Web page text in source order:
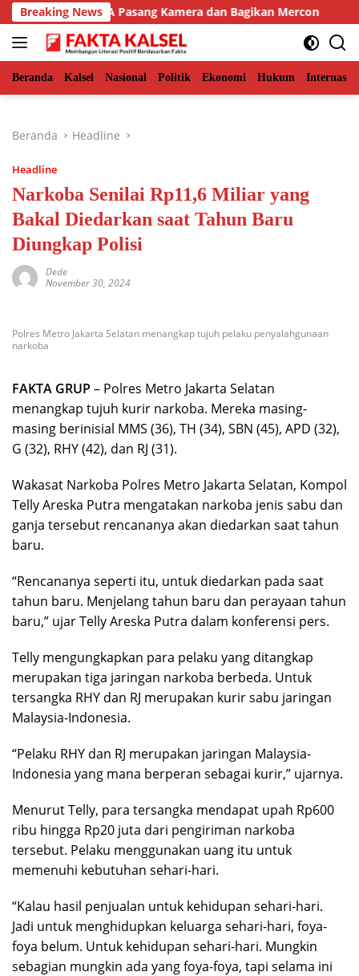
Langsung
ke
konten
Breaking News
BKSDA Pasang Kamera dan Bagikan Mercon
Beranda Kalsel Nasional Politik Ekonomi Hukum
Beranda Headline
Headline
Narkoba Senilai Rp11,6 Miliar yang
Bakal Diedarkan saat Tahun Baru
Diungkap Polisi
Dede
November 30, 2024
Polres Metro Jakarta Selatan menangkap tujuh pelaku penyalahgunaan
narkoba
FAKTA GRUP – Polres Metro Jakarta Selatan
menangkap tujuh kurir narkoba. Mereka masing-
masing berinisial MMS (36), TH (34), SBN (45), APD (32),
G (32), RHY (42), dan RJ (31).
Wakasat Narkoba Polres Metro Jakarta Selatan, Kompol
Telly Areska Putra mengatakan narkoba jenis sabu dan
ganja tersebut rencananya akan diedarkan saat tahun
baru.
“Rencananya seperti itu, untuk diedarkan pada saat
tahun baru. Menjelang tahun baru dan perayaan tahun
baru,” ujar Telly Areska Putra dalam konferensi pers.
Telly mengungkapkan para pelaku yang ditangkap
merupakan tiga jaringan narkoba berbeda. Untuk
tersangka RHY dan RJ merupakan kurir sabu jaringan
Malaysia-Indonesia.
“Pelaku RHY dan RJ merupakan jaringan Malaysia-
Indonesia yang mana berperan sebagai kurir,” ujarnya.
Menurut Telly, para tersangka mendapat upah Rp600
ribu hingga Rp20 juta dari pengiriman narkoba
tersebut. Pelaku menggunakan uang itu untuk
memenuhi kebutuhan sehari-hari.
“Kalau hasil penjualan untuk kehidupan sehari-hari.
Jadi untuk menghidupkan keluarga sehari-hari, foya-
foya belum. Untuk kehidupan sehari-hari. Mungkin
sebagian mungkin ada yang foya-foya, tapi selama ini